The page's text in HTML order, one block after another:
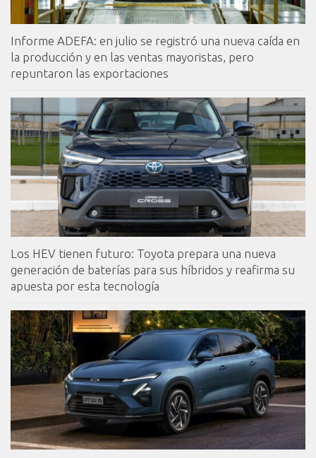
Informe ADEFA: en julio se registró una nueva caída en
la producción y en las ventas mayoristas, pero
repuntaron las exportaciones
Los HEV tienen futuro: Toyota prepara una nueva
generación de baterías para sus híbridos y reafirma su
apuesta por esta tecnología